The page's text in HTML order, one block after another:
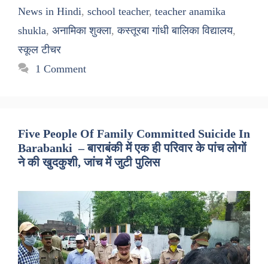
News in Hindi, school teacher, teacher anamika
shukla, अनामिका शुक्ला,कस्तूरबा गांधी बालिका विद्यालय,
स्कूल टीचर
1 Comment
Five People Of Family Committed Suicide In
Barabanki – बाराबंकी में एक ही परिवार के पांच लोगों
ने की खुदकुशी, जांच में जुटी पुलिस